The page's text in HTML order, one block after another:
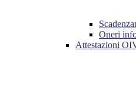
Oneri
Attestazioni